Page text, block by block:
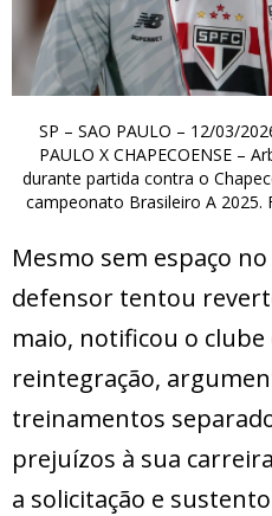
SP – SAO PAULO – 12/03/
PAULO X CHAPECOENSE –
durante partida contra o
campeonato Brasileiro A 2025.
Mesmo sem espaço
defensor tentou
maio, notificou o clube
reintegração,
treinamentos
prejuízos à sua
a solicitação e